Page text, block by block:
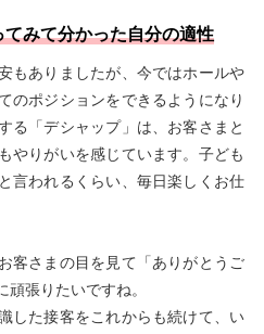
みて分かった自分の適性
もありましたが、今ではホールや
のポジションをできるようになり
る「デシャップ」は、お客さまと
やりがいを感じています。子ども
言われるくらい、毎日楽しくお仕
客さまの目を見て「ありがとうご
張りたいですね。
した接客をこれからも続けて、い